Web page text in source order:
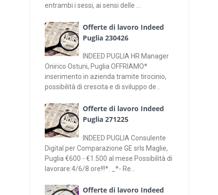
entrambi i sessi, ai sensi delle ...
Offerte di lavoro Indeed
Puglia 230426
INDEED PUGLIA HR Manager
Onirico Ostuni, Puglia OFFRIAMO*
inserimento in azienda tramite tirocinio,
possibilità di crescita e di sviluppo de...
Offerte di lavoro Indeed
Puglia 271225
INDEED PUGLIA Consulente
Digital per Comparazione GE srls Maglie,
Puglia €600 - €1.500 al mese Possibilità di
lavorare:4/6/8 ore!!!*. _*- Re...
Offerte di lavoro Indeed